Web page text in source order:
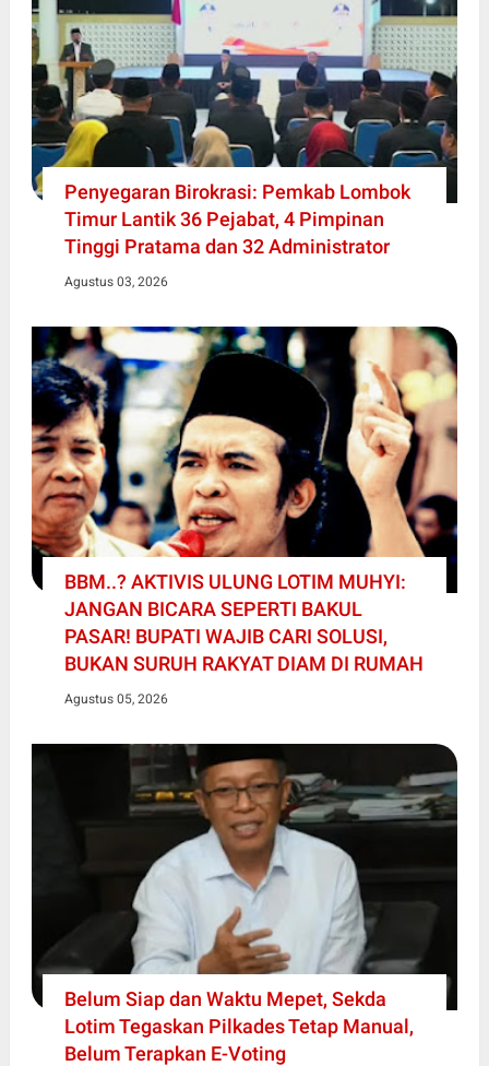
Penyegaran Birokrasi: Pemkab Lombok
Timur Lantik 36 Pejabat, 4 Pimpinan
Tinggi Pratama dan 32 Administrator
Agustus 03, 2026
BBM..? AKTIVIS ULUNG LOTIM MUHYI:
JANGAN BICARA SEPERTI BAKUL
PASAR! BUPATI WAJIB CARI SOLUSI,
BUKAN SURUH RAKYAT DIAM DI RUMAH
Agustus 05, 2026
Belum Siap dan Waktu Mepet, Sekda
Lotim Tegaskan Pilkades Tetap Manual,
Belum Terapkan E-Voting